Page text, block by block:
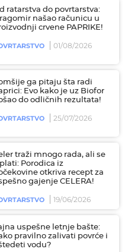
ratarstva do povrtarstva:
našao računicu u
crvene PAPRIKE!
01/08/2026
ga pitaju šta radi
Evo kako je uz Biofor
do odličnih rezultata!
25/07/2026
traži mnogo rada, ali se
Porodica iz
otkriva recept za
gajenje CELERA!
19/06/2026
uspešne letnje bašte:
pravilno zalivati povrće i
vodu?